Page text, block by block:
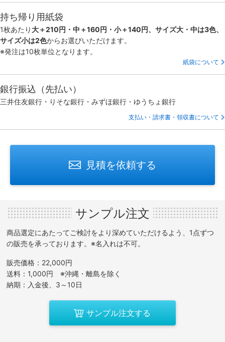
持ち帰り用紙袋
1枚あたり 大＋210円・中＋160円・小＋140円、サイズ大・中は3色、
サイズ小は2色からお選びいただけます。
※発注は10枚単位となります。
紙袋について
銀行振込（先払い）
三井住友銀行・りそな銀行・みずほ銀行・ゆうちょ銀行
支払い・請求書・領収書について
見積を依頼する
サンプル注文
商品選定にあたってご検討をより深めていただけるよう、1点ずつ
の販売を承っております。※名入れは不可。
販売価格：22,000円
送料：1,000円 ※沖縄・離島を除く
納期：入金後、3～10日
サンプル注文する